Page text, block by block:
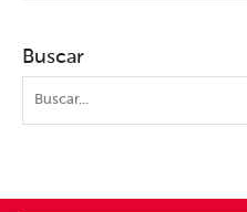
Buscar